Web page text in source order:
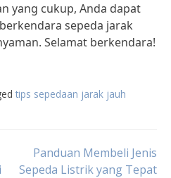
yang cukup, Anda dapat
sepeda jarak
Selamat berkendara!
tips sepedaan jarak jauh
Panduan Membeli Jenis
Sepeda Listrik yang Tepat